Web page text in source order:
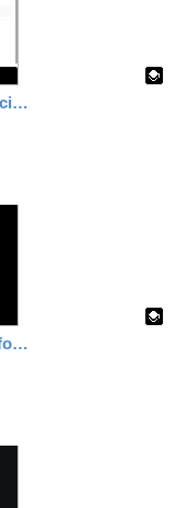
Vídeo actividad área 4 Evaluación
Vídeo tarea práctica área 3 Infografía